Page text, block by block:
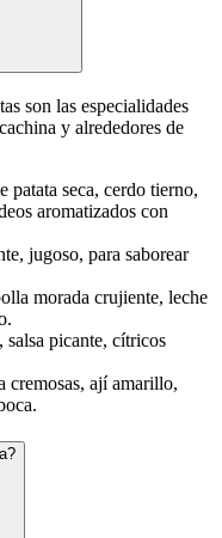
son las especialidades
y alrededores de
patata seca, cerdo tierno,
aromatizados con
jugoso, para saborear
morada crujiente, leche
salsa picante, cítricos
cremosas, ají amarillo,